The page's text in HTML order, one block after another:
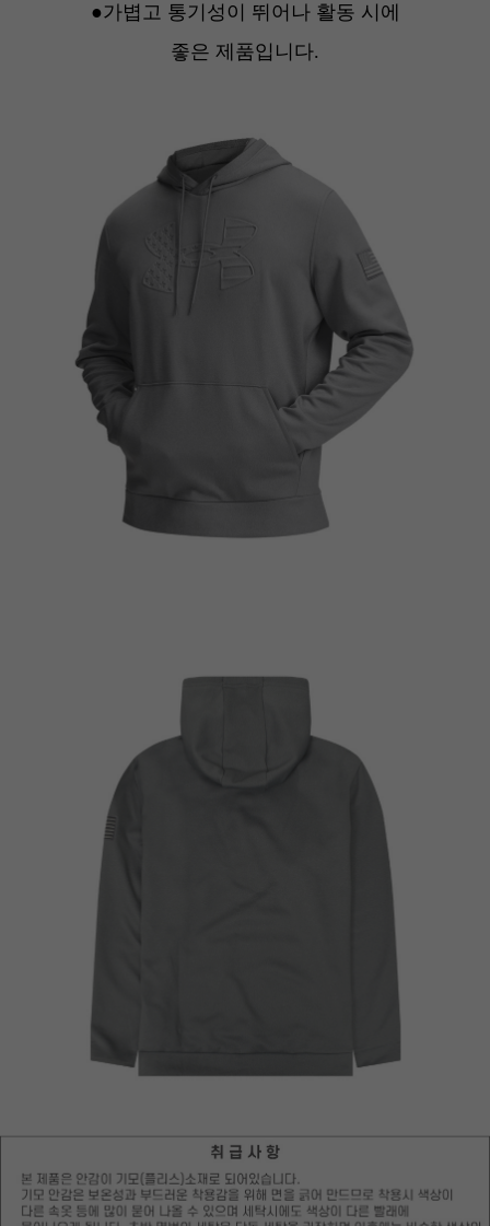
●가볍고 통기성이 뛰어나 활동 시에
좋은 제품입니다.